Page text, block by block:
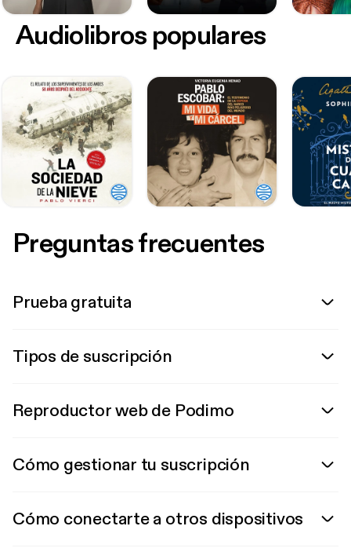
Audiolibros populares
Preguntas frecuentes
Prueba gratuita
Tipos de suscripción
Reproductor web de Podimo
Cómo gestionar tu suscripción
Cómo conectarte a otros dispositivos